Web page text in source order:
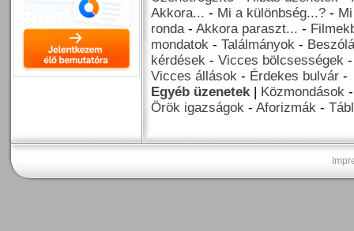
Akkora... - Mi a különbség...? -
ronda- Akkora paraszt... -
mondatok - Találmányok -
kérdések - Vicces bölcsességek
Vicces állások - Érdekes bulvár -
Egyéb üzenetek| Közmondások
Örök igazságok - Aforizmák -